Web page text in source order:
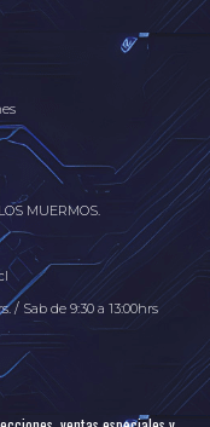
MUERMOS.
/ Sab de 9:30 a 13:00hrs